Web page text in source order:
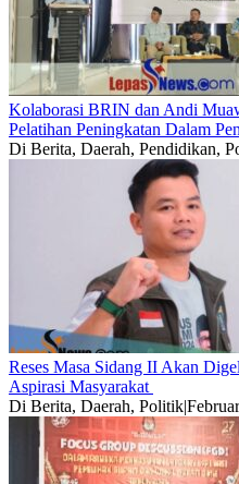
Kolaborasi BRIN dan Andi
Pelatihan Peningkatan Dalam
Di Berita, Daerah, Pendidikan,
Reses Masa Sidang II Akan
Aspirasi Masyarakat
Di Berita, Daerah, Politik|